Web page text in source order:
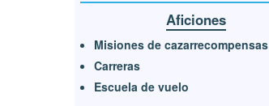
Aficiones
Misiones de cazarrecompensas
Carreras
Escuela de vuelo